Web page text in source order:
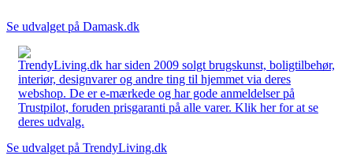
Se udvalget på Damask.dk
TrendyLiving.dk har siden 2009 solgt brugskunst, boligtilbehør,
interiør, designvarer og andre ting til hjemmet via deres
webshop. De er e-mærkede og har gode anmeldelser på
Trustpilot, foruden prisgaranti på alle varer. Klik her for at se
deres udvalg.
Se udvalget på TrendyLiving.dk